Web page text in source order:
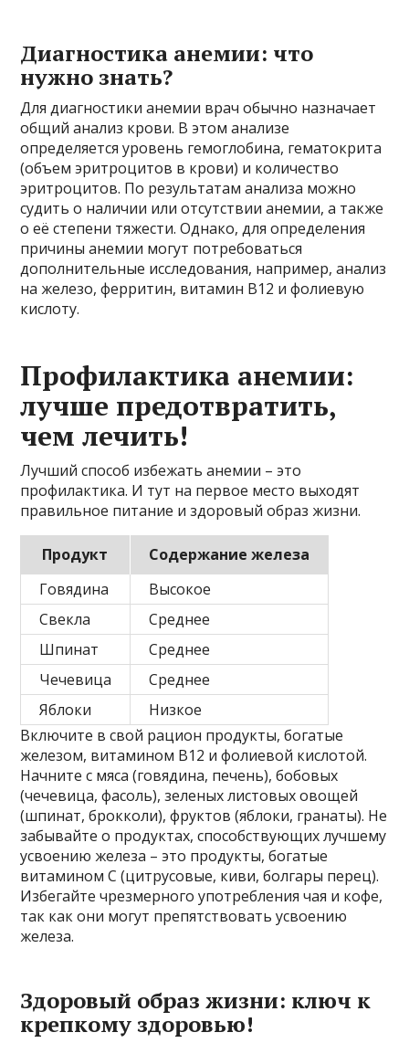
Диагностика анемии: что
нужно знать?
Для диагностики анемии врач обычно назначает
общий анализ крови. В этом анализе
определяется уровень гемоглобина, гематокрита
(объем эритроцитов в крови) и количество
эритроцитов. По результатам анализа можно
судить о наличии или отсутствии анемии, а также
о её степени тяжести. Однако, для определения
причины анемии могут потребоваться
дополнительные исследования, например, анализ
на железо, ферритин, витамин В12 и фолиевую
кислоту.
Профилактика анемии:
лучше предотвратить,
чем лечить!
Лучший способ избежать анемии – это
профилактика. И тут на первое место выходят
правильное питание и здоровый образ жизни.
Продукт
Содержание железа
Говядина
Высокое
Свекла
Среднее
Шпинат
Среднее
Чечевица
Среднее
Яблоки
Низкое
Включите в свой рацион продукты, богатые
железом, витамином В12 и фолиевой кислотой.
Начните с мяса (говядина, печень), бобовых
(чечевица, фасоль), зеленых листовых овощей
(шпинат, брокколи), фруктов (яблоки, гранаты). Не
забывайте о продуктах, способствующих лучшему
усвоению железа – это продукты, богатые
витамином С (цитрусовые, киви, болгары перец).
Избегайте чрезмерного употребления чая и кофе,
так как они могут препятствовать усвоению
железа.
Здоровый образ жизни: ключ к
крепкому здоровью!